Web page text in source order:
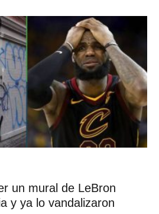
un mural de LeBron
y ya lo vandalizaron